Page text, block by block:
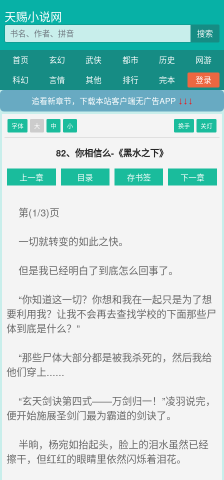
天赐小说网
搜索
首页 玄幻 武侠 都市 历史
网游
科幻
言情 其他 排行 完本
登录
追看新章节，下载本站客户端无广告APP ↓↓↓
字体 大 中 小 换手 关灯
82、你相信么-《黑水之下》
上一章 目录 存书签 下一章
第(1/3)页
一切就转变的如此之快。
但是我已经明白了到底怎么回事了。
“你知道这一切？你想和我在一起只是为了想
要利用我？让我不会再去查找学校的下面那些尸
体到底是什么？”
“那些尸体大部分都是被我杀死的，然后我给
他们穿上......
“玄天剑诀第四式——万剑归一！”凌羽说完，
便开始施展圣剑门最为霸道的剑诀了。
半晌，杨宛如抬起头，脸上的泪水虽然已经
擦干，但红红的眼睛里依然闪烁着泪花。